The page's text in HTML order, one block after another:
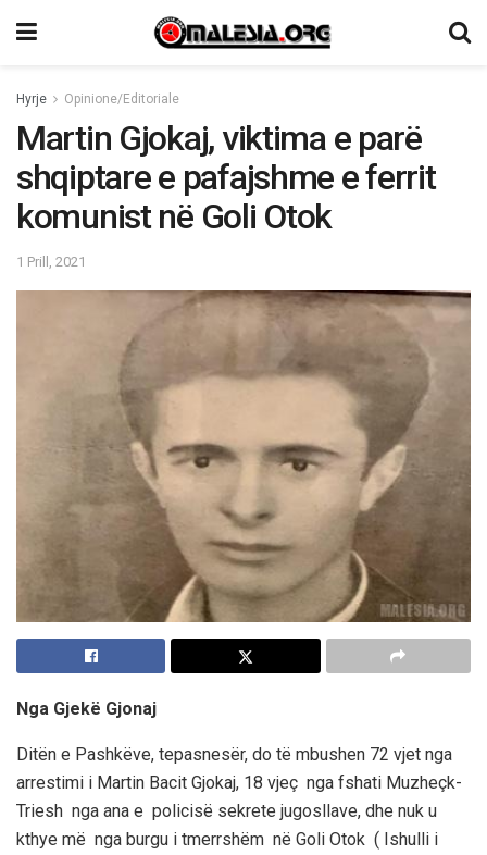
Hyrje Opinione/Editoriale
Martin Gjokaj, viktima e parë
shqiptare e pafajshme e ferrit
komunist në Goli Otok
1 Prill, 2021
Nga Gjekë Gjonaj
Ditën e Pashkëve, tepasnesër, do të mbushen 72 vjet nga
arrestimi i Martin Bacit Gjokaj, 18 vjeç nga fshati Muzheçk-
Triesh nga ana e policisë sekrete jugosllave, dhe nuk u
kthye më nga burgu i tmerrshëm në Goli Otok ( Ishulli i